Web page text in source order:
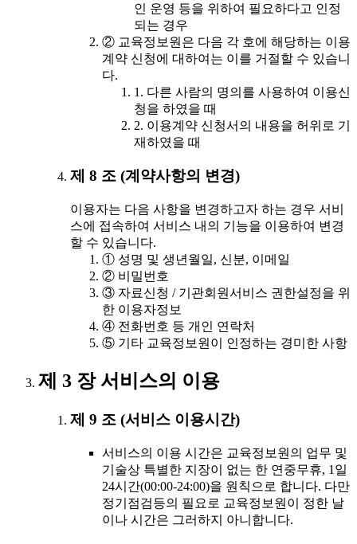
인 운영 등을 위하여 필요하다고 인정
되는 경우
② 교육정보원은 다음 각 호에 해당하는 이용
계약 신청에 대하여는 이를 거절할 수 있습니
다.
1. 다른 사람의 명의를 사용하여 이용신
청을 하였을 때
2. 이용계약 신청서의 내용을 허위로 기
재하였을 때
제 8 조 (계약사항의 변경)
이용자는 다음 사항을 변경하고자 하는 경우 서비
스에 접속하여 서비스 내의 기능을 이용하여 변경
할 수 있습니다.
① 성명 및 생년월일, 신분, 이메일
② 비밀번호
③ 자료신청 / 기관회원서비스 권한설정을 위
한 이용자정보
④ 전화번호 등 개인 연락처
⑤ 기타 교육정보원이 인정하는 경미한 사항
제 3 장 서비스의 이용
제 9 조 (서비스 이용시간)
서비스의 이용 시간은 교육정보원의 업무 및
기술상 특별한 지장이 없는 한 연중무휴, 1일
24시간(00:00-24:00)을 원칙으로 합니다. 다만
정기점검등의 필요로 교육정보원이 정한 날
이나 시간은 그러하지 아니합니다.